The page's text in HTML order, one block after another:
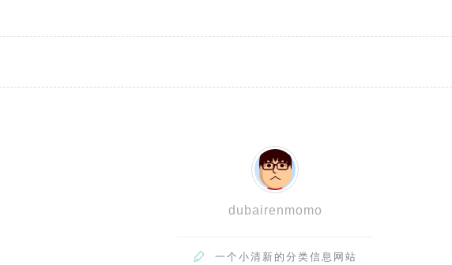
dubairenmomo
 一个小清新的分类信息网站